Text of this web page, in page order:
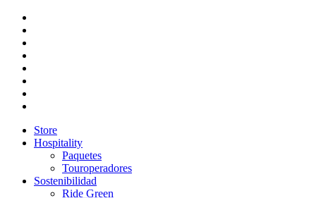
Store
Hospitality
Paquetes
Touroperadores
Sostenibilidad
Ride Green